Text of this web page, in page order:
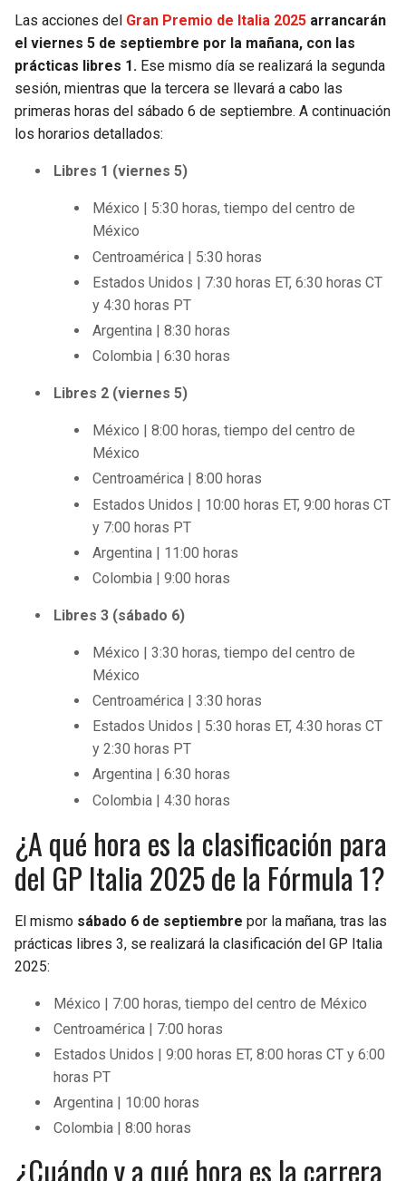
Las acciones del Gran Premio de Italia 2025 arrancarán
el viernes 5 de septiembre por la mañana, con las
prácticas libres 1. Ese mismo día se realizará la segunda
sesión, mientras que la tercera se llevará a cabo las
primeras horas del sábado 6 de septiembre. A continuación
los horarios detallados:
Libres 1 (viernes 5)
México | 5:30 horas, tiempo del centro de
México
Centroamérica | 5:30 horas
Estados Unidos | 7:30 horas ET, 6:30 horas CT
y 4:30 horas PT
Argentina | 8:30 horas
Colombia | 6:30 horas
Libres 2 (viernes 5)
México | 8:00 horas, tiempo del centro de
México
Centroamérica | 8:00 horas
Estados Unidos | 10:00 horas ET, 9:00 horas CT
y 7:00 horas PT
Argentina | 11:00 horas
Colombia | 9:00 horas
Libres 3 (sábado 6)
México | 3:30 horas, tiempo del centro de
México
Centroamérica | 3:30 horas
Estados Unidos | 5:30 horas ET, 4:30 horas CT
y 2:30 horas PT
Argentina | 6:30 horas
Colombia | 4:30 horas
¿A qué hora es la clasificación para
del GP Italia 2025 de la Fórmula 1?
El mismo sábado 6 de septiembre por la mañana, tras las
prácticas libres 3, se realizará la clasificación del GP Italia
2025:
México | 7:00 horas, tiempo del centro de México
Centroamérica | 7:00 horas
Estados Unidos | 9:00 horas ET, 8:00 horas CT y 6:00
horas PT
Argentina | 10:00 horas
Colombia | 8:00 horas
¿Cuándo y a qué hora es la carrera